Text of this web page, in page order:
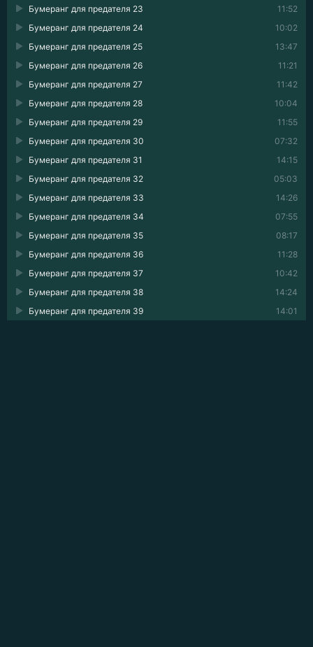
11:52
Бумеранг для предателя 23
10:02
Бумеранг для предателя 24
13:47
Бумеранг для предателя 25
11:21
Бумеранг для предателя 26
11:42
Бумеранг для предателя 27
10:04
Бумеранг для предателя 28
11:55
Бумеранг для предателя 29
07:32
Бумеранг для предателя 30
14:15
Бумеранг для предателя 31
05:03
Бумеранг для предателя 32
14:26
Бумеранг для предателя 33
07:55
Бумеранг для предателя 34
08:17
Бумеранг для предателя 35
11:28
Бумеранг для предателя 36
10:42
Бумеранг для предателя 37
14:24
Бумеранг для предателя 38
14:01
Бумеранг для предателя 39